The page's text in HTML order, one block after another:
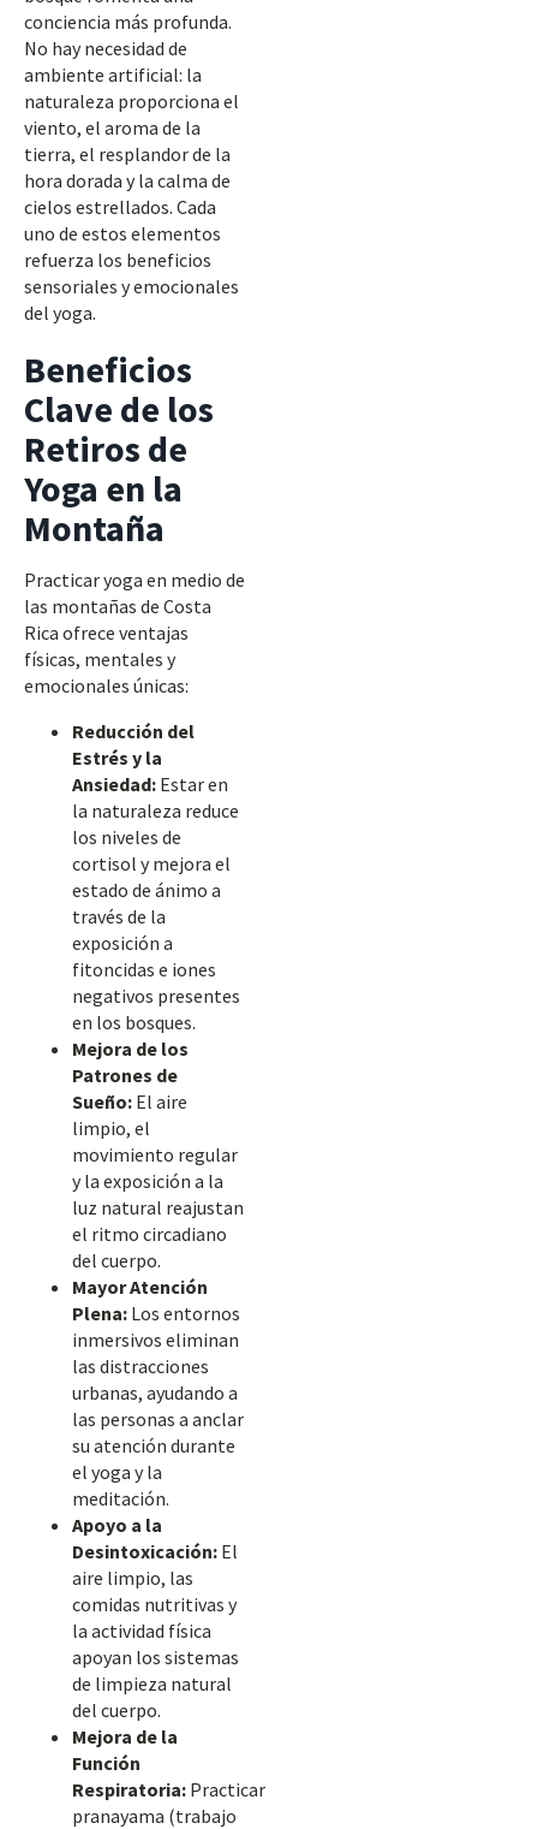
conciencia más profunda.
No hay necesidad de
ambiente artificial: la
naturaleza proporciona el
viento, el aroma de la
tierra, el resplandor de la
hora dorada y la calma de
cielos estrellados. Cada
uno de estos elementos
refuerza los beneficios
sensoriales y emocionales
del yoga.
Beneficios
Clave de los
Retiros de
Yoga en la
Montaña
Practicar yoga en medio de
las montañas de Costa
Rica ofrece ventajas
físicas, mentales y
emocionales únicas:
Reducción del
Estrés y la
Ansiedad: Estar en
la naturaleza reduce
los niveles de
cortisol y mejora el
estado de ánimo a
través de la
exposición a
fitoncidas e iones
negativos presentes
en los bosques.
Mejora de los
Patrones de
Sueño: El aire
limpio, el
movimiento regular
y la exposición a la
luz natural reajustan
el ritmo circadiano
del cuerpo.
Mayor Atención
Plena: Los entornos
inmersivos eliminan
las distracciones
urbanas, ayudando a
las personas a anclar
su atención durante
el yoga y la
meditación.
Apoyo a la
Desintoxicación: El
aire limpio, las
comidas nutritivas y
la actividad física
apoyan los sistemas
de limpieza natural
del cuerpo.
Mejora de la
Función
Respiratoria: Practicar
pranayama (trabajo